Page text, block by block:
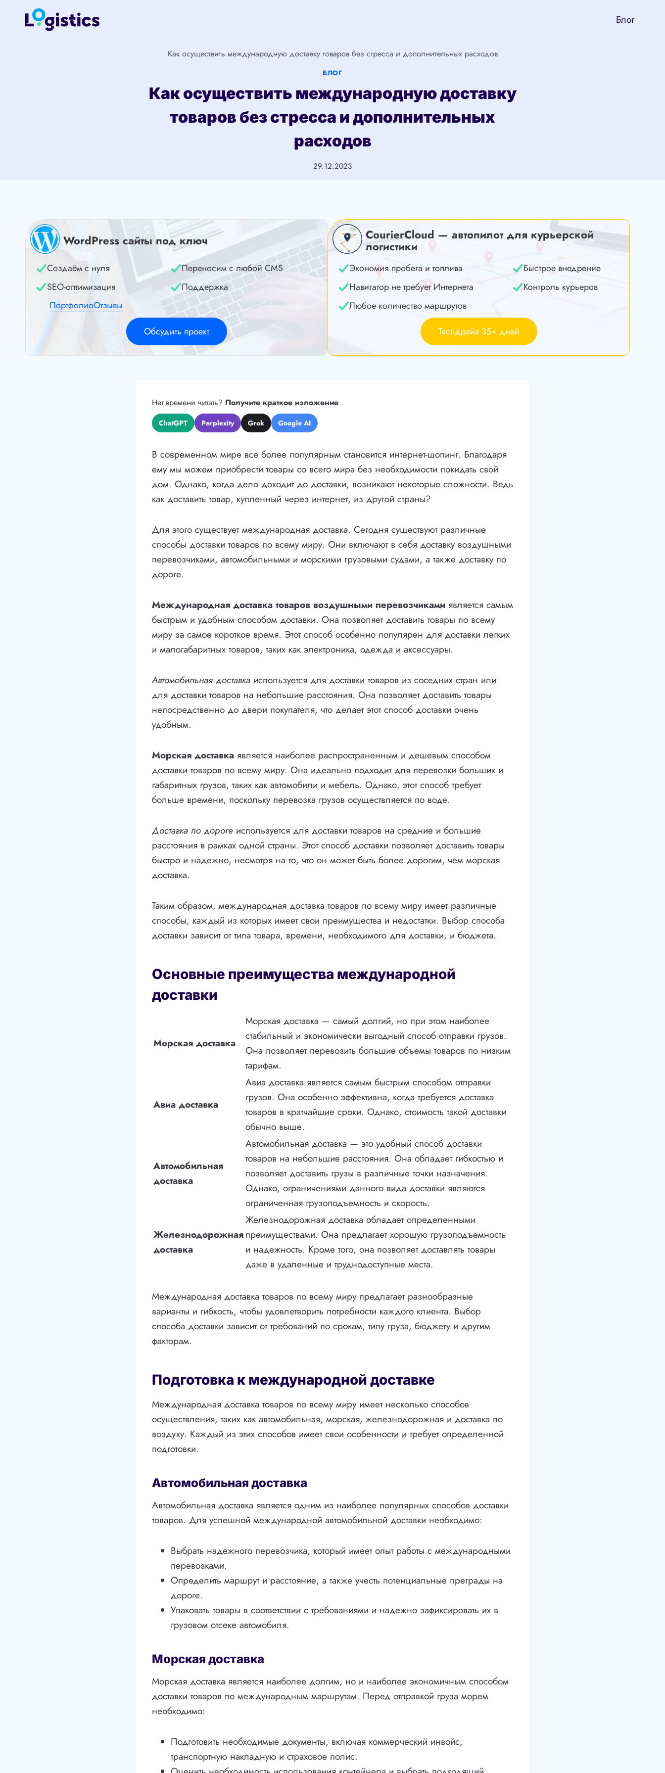
Перейти
Блог
Как осуществить международную доставку товаров без стресса и дополнительных расходов
БЛОГ
Как осуществить международную доставку
товаров без стресса и дополнительных
расходов
29.12.2023
WordPress сайты под ключ
Создаём с нуля
Переносим с любой CMS
SEO-оптимизация
Поддержка
ПортфолиоОтзывы
Обсудить проект
CourierCloud — автопилот для курьерской
логистики
Экономия пробега и топлива
Быстрое внедрение
Навигатор не требует Интернета
Контроль курьеров
Любое количество маршрутов
Тест-драйв 35+ дней
Нет времени читать? Получите краткое изложение
ChatGPT Perplexity Grok Google AI
В современном мире все более популярным становится интернет-шопинг. Благодаря
ему мы можем приобрести товары со всего мира без необходимости покидать свой
дом. Однако, когда дело доходит до доставки, возникают некоторые сложности. Ведь
как доставить товар, купленный через интернет, из другой страны?
Для этого существует международная доставка. Сегодня существуют различные
способы доставки товаров по всему миру. Они включают в себя доставку воздушными
перевозчиками, автомобильными и морскими грузовыми судами, а также доставку по
дороге.
Международная доставка товаров воздушными перевозчиками является самым
быстрым и удобным способом доставки. Она позволяет доставить товары по всему
миру за самое короткое время. Этот способ особенно популярен для доставки легких
и малогабаритных товаров, таких как электроника, одежда и аксессуары.
Автомобильная доставка используется для доставки товаров из соседних стран или
для доставки товаров на небольшие расстояния. Она позволяет доставить товары
непосредственно до двери покупателя, что делает этот способ доставки очень
удобным.
Морская доставка является наиболее распространенным и дешевым способом
доставки товаров по всему миру. Она идеально подходит для перевозки больших и
габаритных грузов, таких как автомобили и мебель. Однако, этот способ требует
больше времени, поскольку перевозка грузов осуществляется по воде.
Доставка по дороге используется для доставки товаров на средние и большие
расстояния в рамках одной страны. Этот способ доставки позволяет доставить товары
быстро и надежно, несмотря на то, что он может быть более дорогим, чем морская
доставка.
Таким образом, международная доставка товаров по всему миру имеет различные
способы, каждый из которых имеет свои преимущества и недостатки. Выбор способа
доставки зависит от типа товара, времени, необходимого для доставки, и бюджета.
Основные преимущества международной
доставки
Морская доставка
Морская доставка — самый долгий, но при этом наиболее
стабильный и экономически выгодный способ отправки грузов.
Она позволяет перевозить большие объемы товаров по низким
тарифам.
Авиа доставка
Авиа доставка является самым быстрым способом отправки
грузов. Она особенно эффективна, когда требуется доставка
товаров в кратчайшие сроки. Однако, стоимость такой доставки
обычно выше.
Автомобильная
доставка
Автомобильная доставка — это удобный способ доставки
товаров на небольшие расстояния. Она обладает гибкостью и
позволяет доставить грузы в различные точки назначения.
Однако, ограничениями данного вида доставки являются
ограниченная грузоподъемность и скорость.
Железнодорожная
доставка
Железнодорожная доставка обладает определенными
преимуществами. Она предлагает хорошую грузоподъемность
и надежность. Кроме того, она позволяет доставлять товары
даже в удаленные и труднодоступные места.
Международная доставка товаров по всему миру предлагает разнообразные
варианты и гибкость, чтобы удовлетворить потребности каждого клиента. Выбор
способа доставки зависит от требований по срокам, типу груза, бюджету и другим
факторам.
Подготовка к международной доставке
Международная доставка товаров по всему миру имеет несколько способов
осуществления, таких как автомобильная, морская, железнодорожная и доставка по
воздуху. Каждый из этих способов имеет свои особенности и требует определенной
подготовки.
Автомобильная доставка
Автомобильная доставка является одним из наиболее популярных способов доставки
товаров. Для успешной международной автомобильной доставки необходимо:
Выбрать надежного перевозчика, который имеет опыт работы с международными
перевозками.
Определить маршрут и расстояние, а также учесть потенциальные преграды на
дороге.
Упаковать товары в соответствии с требованиями и надежно зафиксировать их в
грузовом отсеке автомобиля.
Морская доставка
Морская доставка является наиболее долгим, но и наиболее экономичным способом
доставки товаров по международным маршрутам. Перед отправкой груза морем
необходимо:
Подготовить необходимые документы, включая коммерческий инвойс,
транспортную накладную и страховое полис.